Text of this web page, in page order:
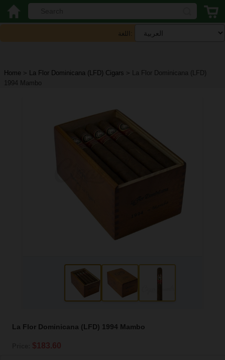
اللغة:
Home > La Flor Dominicana (LFD) Cigars > La Flor Dominicana (LFD)
1994 Mambo
La Flor Dominicana (LFD) 1994 Mambo
$183.60